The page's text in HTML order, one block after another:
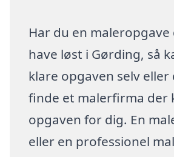
Har du en maleropgave
have løst i Gørding, så
klare opgaven selv eller
finde et malerfirma der
opgaven for dig. En
eller en professionel